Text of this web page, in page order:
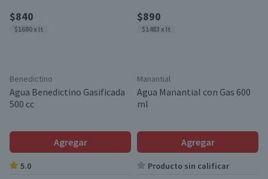
$840
$1680 x lt
Benedictino
Agua Benedictino Gasificada
500 cc
Agregar
5.0
$890
$1483 x lt
Manantial
Agua Manantial con Gas 600
ml
Agregar
Producto sin calificar